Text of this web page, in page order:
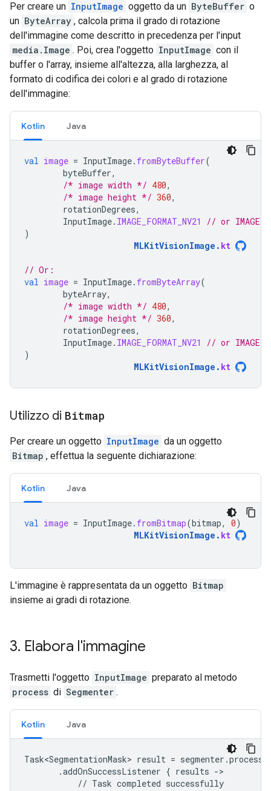
Per creare un InputImage oggetto da un ByteBuffer o
un ByteArray , calcola prima il grado di rotazione
dell'immagine come descritto in precedenza per l'input
media.Image . Poi, crea l'oggetto InputImage con il
buffer o l'array, insieme all'altezza, alla larghezza, al
formato di codifica dei colori e al grado di rotazione
dell'immagine:
Kotlin Java
val image = InputImage. fromByteBuffer(
byteBuffer,
/* image width */ 480,
/* image height */ 360,
rotationDegrees,
InputImage. IMAGE_FORMAT_NV21
// or
)
MLKitVisionImage . kt
// Or:
val image = InputImage. fromByteArray(
byteArray,
/* image width */ 480,
/* image height */ 360,
rotationDegrees,
InputImage. IMAGE_FORMAT_NV21
// or
)
MLKitVisionImage . kt
Utilizzo di Bitmap
Per creare un oggetto InputImage da un oggetto
Bitmap , effettua la seguente dichiarazione:
Kotlin Java
val image = InputImage. fromBitmap(bitmap, 0)
MLKitVisionImage . kt
L'immagine è rappresentata da un oggetto Bitmap
insieme ai gradi di rotazione.
3. Elabora l'immagine
Trasmetti l'oggetto InputImage preparato al metodo
process di Segmenter .
Kotlin Java
Task<SegmentationMask> result =
       .addOnSuccessListener { results ->
           // Task completed successfully